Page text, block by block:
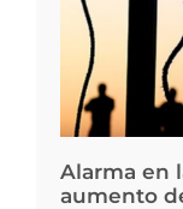
Alarma en
aumento